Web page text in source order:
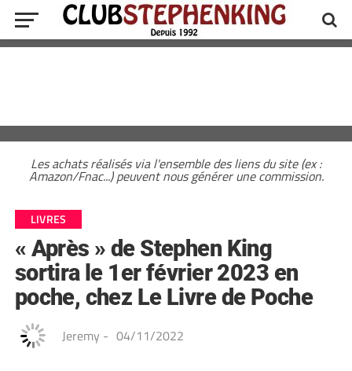
Les achats réalisés via l'ensemble des liens du site (ex :
Amazon/Fnac...) peuvent nous générer une commission.
LIVRES
« Après » de Stephen King
sortira le 1er février 2023 en
poche, chez Le Livre de Poche
Jeremy - 04/11/2022